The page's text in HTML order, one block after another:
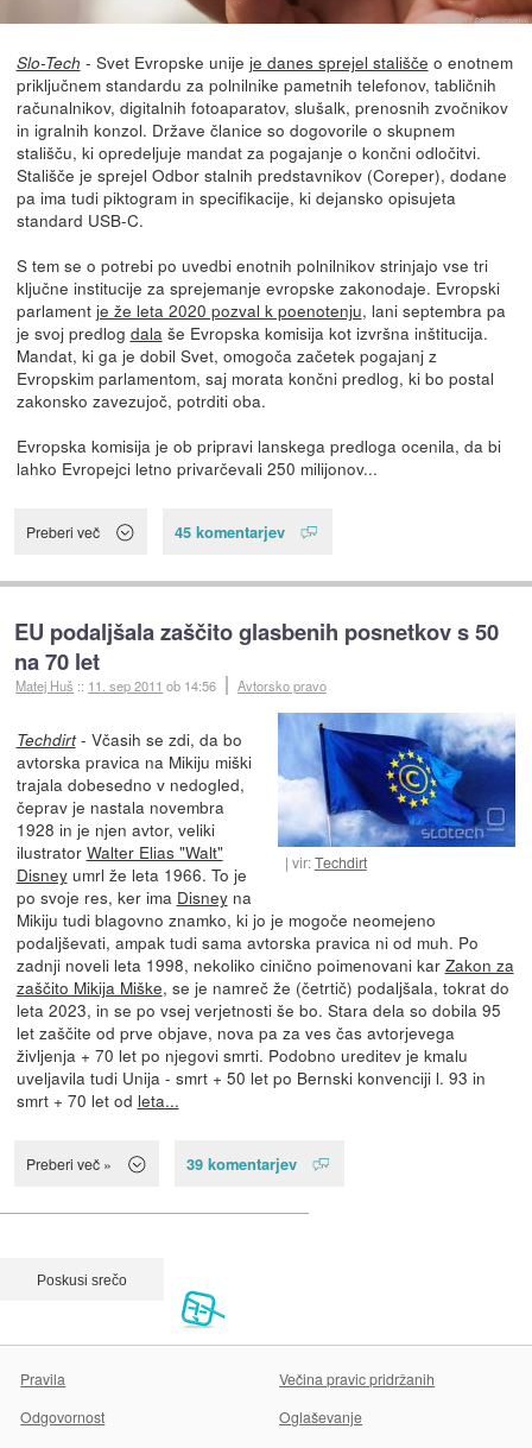
Slo-Tech - Svet Evropske unije je danes sprejel stališče o enotnem
priključnem standardu za polnilnike pametnih telefonov, tabličnih
računalnikov, digitalnih fotoaparatov, slušalk, prenosnih zvočnikov
in igralnih konzol. Države članice so dogovorile o skupnem
stališču, ki opredeljuje mandat za pogajanje o končni odločitvi.
Stališče je sprejel Odbor stalnih predstavnikov (Coreper), dodane
pa ima tudi piktogram in specifikacije, ki dejansko opisujeta
standard USB-C.
S tem se o potrebi po uvedbi enotnih polnilnikov strinjajo vse tri
ključne institucije za sprejemanje evropske zakonodaje. Evropski
parlament je že leta 2020 pozval k poenotenju, lani septembra pa
je svoj predlog dalaše Evropska komisija kot izvršna inštitucija.
Mandat, ki ga je dobil Svet, omogoča začetek pogajanj z
Evropskim parlamentom, saj morata končni predlog, ki bo postal
zakonsko zavezujoč, potrditi oba.
Evropska komisija je ob pripravi lanskega predloga ocenila, da bi
lahko Evropejci letno privarčevali 250 milijonov...
Preberi več 45 komentarjev
EU podaljšala zaščito glasbenih posnetkov s 50
na 70 let
Matej Huš :: 11. sep 2011 ob 14:56 Avtorsko pravo
vir:Techdirt
Techdirt- Včasih se zdi, da bo
avtorska pravica na Mikiju miški
trajala dobesedno v nedogled,
čeprav je nastala novembra
1928 in je njen avtor, veliki
ilustrator Walter Elias "Walt"
Disneyumrl že leta 1966. To je
po svoje res, ker ima Disneyna
Mikiju tudi blagovno znamko, ki jo je mogoče neomejeno
podaljševati, ampak tudi sama avtorska pravica ni od muh. Po
zadnji noveli leta 1998, nekoliko cinično poimenovani kar Zakon za
zaščito Mikija Miške, se je namreč že (četrtič) podaljšala, tokrat do
leta 2023, in se po vsej verjetnosti še bo. Stara dela so dobila 95
let zaščite od prve objave, nova pa za ves čas avtorjevega
življenja + 70 let po njegovi smrti. Podobno ureditev je kmalu
uveljavila tudi Unija - smrt + 50 let po Bernski konvenciji l. 93 in
smrt + 70 let od leta...
Preberi več » 39 komentarjev
Pravila
Večina pravic pridržanih
Odgovornost
Oglaševanje